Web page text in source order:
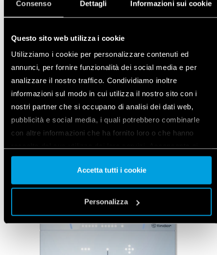
Consenso Dettagli Informazioni sui cookie
Questo sito web utilizza i cookie
Utilizziamo i cookie per personalizzare contenuti ed
annunci, per fornire funzionalità dei social media e per
analizzare il nostro traffico. Condividiamo inoltre
informazioni sul modo in cui utilizza il nostro sito con i
nostri partner che si occupano di analisi dei dati web,
pubblicità e social media, i quali potrebbero combinarle
con altre informazioni che ha fornito loro o che hanno
nostri cookie se continua ad utilizzare il nostro sito web.
Vai alla Cookie Policy completa
Accetta tutti i cookie
Personalizza
TÖBBFUNKCIÓS RELÉ BLUETOOTH-
Típus 13.21.8.230.B000
Többfunkciós elektronikus relé 12 különböző
funkcióval és nyomógomb (fázis vagy nulla)
bemenettel
RÉSZLETEK